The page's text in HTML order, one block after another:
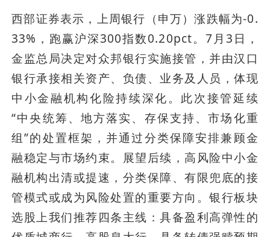
西部证券表示，上周银行（申万）涨跌幅为-0.
33%，跑赢沪深300指数0.20pct。7月3日，
金监总局决定对众邦银行实施接管，并由汉口
银行承接相关资产、负债、业务及人员，体现
中小金融机构化险持续深化。此次接管延续
“中央统筹、地方落实、存保支持、市场化重
组”的处置框架，并通过分类保障安排兼顾金
融稳定与市场约束。展望后续，高风险中小金
融机构出清或提速，分类保障、有限兜底的接
管模式或成为风险处置的重要方向。银行板块
选股上我们推荐四条主线：具备盈利高弹性的